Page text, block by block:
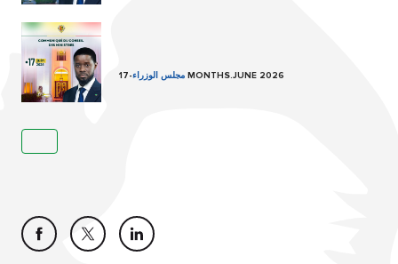
مجلس الوزراء- 17 MONTHS.JUNE 2026